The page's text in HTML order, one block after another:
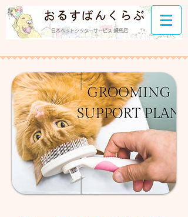
日本ペットシッターサービス 練馬店